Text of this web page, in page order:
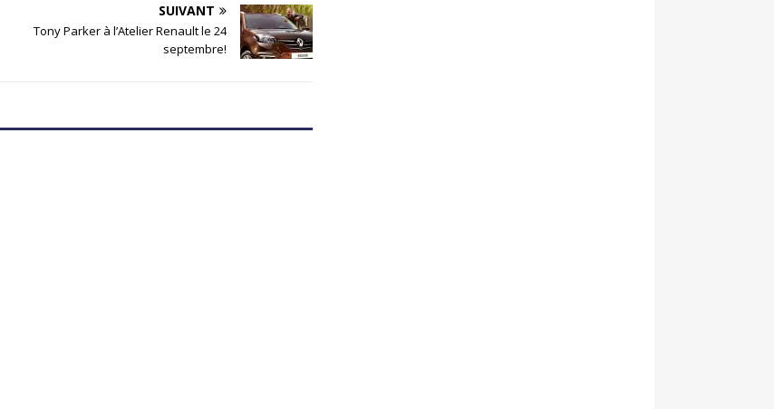
SUIVANT
Tony Parker à l’Atelier Renault le 24
septembre!